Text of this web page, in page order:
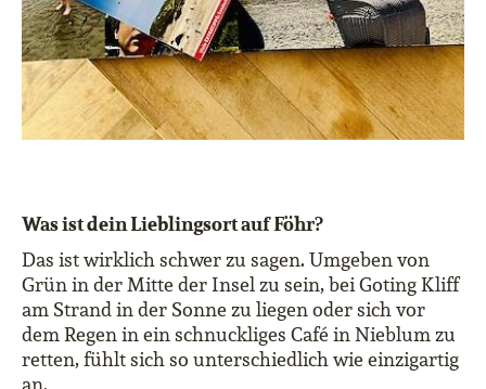
Was ist dein Lieblingsort auf Föhr?
Das ist wirklich schwer zu sagen. Umgeben von
Grün in der Mitte der Insel zu sein, bei Goting Kliff
am Strand in der Sonne zu liegen oder sich vor
dem Regen in ein schnuckliges Café in Nieblum zu
retten, fühlt sich so unterschiedlich wie einzigartig